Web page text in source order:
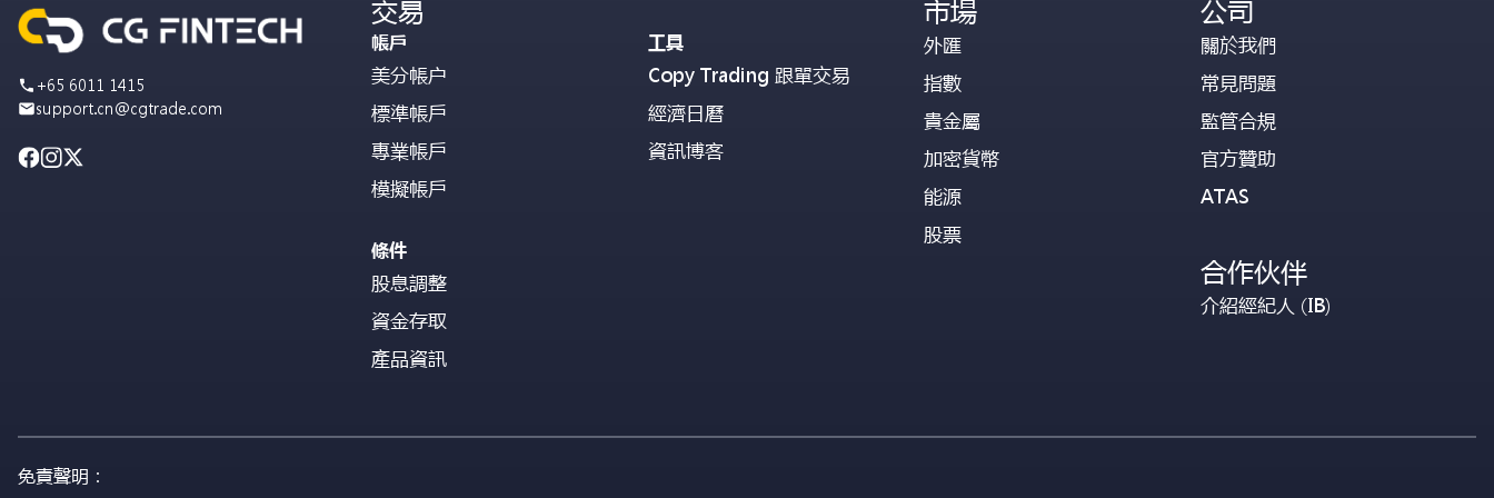
+65 6011 1415
support.cn@cgtrade.com
交易
帳戶
美分帳户
標準帳戶
專業帳戶
模擬帳戶
條件
股息調整
資金存取
產品資訊
工具
Copy Trading 跟單交易
經濟日曆
資訊博客
市場
外匯
指數
貴金屬
加密貨幣
能源
股票
公司
關於我們
常見問題
監管合規
官方贊助
ATAS
合作伙伴
介紹經紀人 (IB)
免責聲明：